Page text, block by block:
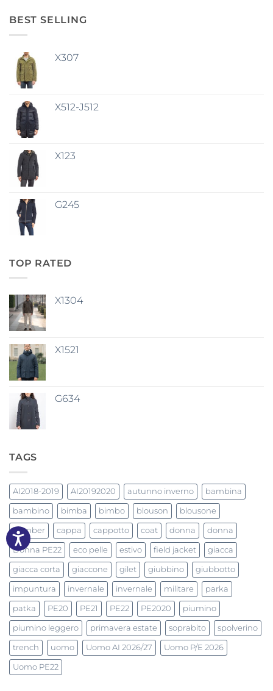
BEST SELLING
X307
X512-J512
X123
G245
TOP RATED
X1304
X1521
G634
TAGS
AI2018-2019 AI20192020 autunno inverno bambina
bambino bimba bimbo blouson blousone
bomber cappa cappotto coat donna donna
Donna PE22 eco pelle estivo field jacket giacca
giacca corta giaccone gilet giubbino giubbotto
impuntura invernale invernale militare parka
patka PE20 PE21 PE22 PE2020 piumino
piumino leggero primavera estate soprabito spolverino
trench uomo Uomo AI 2026/27 Uomo P/E 2026
Uomo PE22